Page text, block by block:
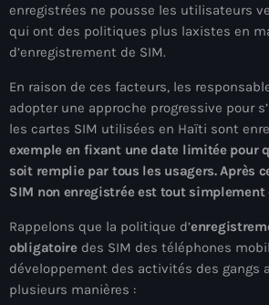
Catégories
: Internet Haiti
‘Pwogram Biden
“Viv Ansanm”
#freecarel
#HPK
#KPK
#NouBoukeTann
enregistrées ne pousse les utilisateurs
qui ont des politiques plus laxistes en
d’enregistrement de SIM.
En raison de ces facteurs, les
adopter une approche progressive pour
les cartes SIM utilisées en Haïti sont
exemple en fixant une date limitée pour
soit remplie par tous les usagers. Après
SIM non enregistrée est tout simplement
Rappelons que la politique d’
obligatoiredes SIM des téléphones
développement des activités des gangs
plusieurs manières :